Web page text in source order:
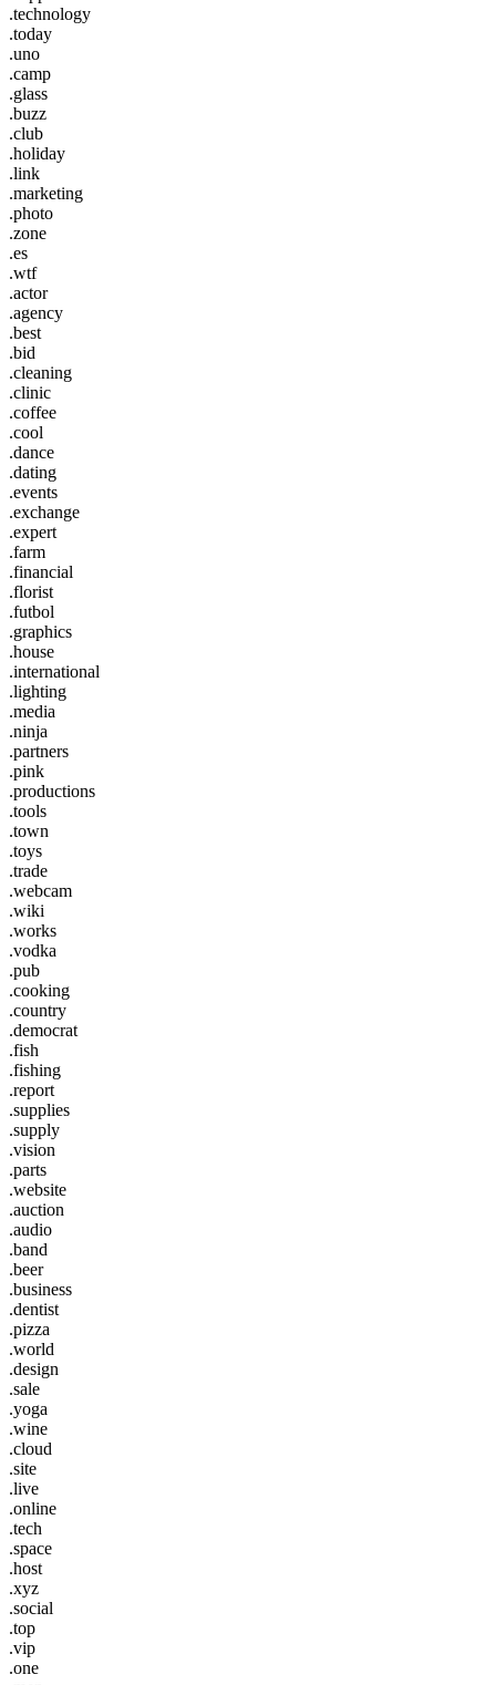
.technology
.today
.uno
.camp
.glass
.buzz
.club
.holiday
.link
.marketing
.photo
.zone
.es
.wtf
.actor
.agency
.best
.bid
.cleaning
.clinic
.coffee
.cool
.dance
.dating
.events
.exchange
.expert
.farm
.financial
.florist
.futbol
.graphics
.house
.international
.lighting
.media
.ninja
.partners
.pink
.productions
.tools
.town
.toys
.trade
.webcam
.wiki
.works
.vodka
.pub
.cooking
.country
.democrat
.fish
.fishing
.report
.supplies
.supply
.vision
.parts
.website
.auction
.audio
.band
.beer
.business
.dentist
.pizza
.world
.design
.sale
.yoga
.wine
.cloud
.site
.live
.online
.tech
.space
.host
.xyz
.social
.top
.vip
.one